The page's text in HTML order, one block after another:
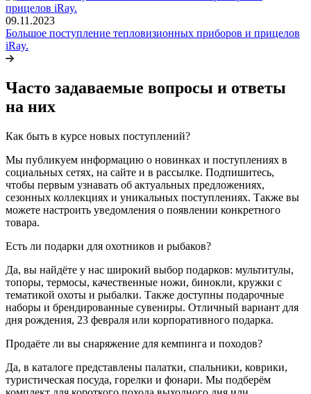
09.11.2023
Большое поступление тепловизионных приборов и прицелов
iRay.
Часто задаваемые вопросы и ответы
на них
Как быть в курсе новых поступлений?
Мы публикуем информацию о новинках и поступлениях в
социальных сетях, на сайте и в рассылке. Подпишитесь,
чтобы первым узнавать об актуальных предложениях,
сезонных коллекциях и уникальных поступлениях. Также вы
можете настроить уведомления о появлении конкретного
товара.
Есть ли подарки для охотников и рыбаков?
Да, вы найдёте у нас широкий выбор подарков: мультитулы,
топоры, термосы, качественные ножи, бинокли, кружки с
тематикой охоты и рыбалки. Также доступны подарочные
наборы и брендированные сувениры. Отличный вариант для
дня рождения, 23 февраля или корпоративного подарка.
Продаёте ли вы снаряжение для кемпинга и походов?
Да, в каталоге представлены палатки, спальники, коврики,
туристическая посуда, горелки и фонари. Мы подберём